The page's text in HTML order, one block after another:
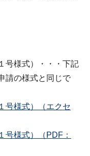
号様式）・・・下記
請の様式と同じで
号様式）（エクセ
号様式）（PDF：